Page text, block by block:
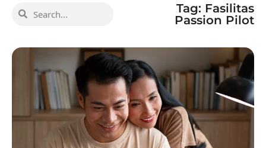
Tag: Fasilitas
Passion Pilot